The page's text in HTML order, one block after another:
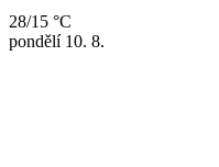
28/15 °C
pondělí 10. 8.